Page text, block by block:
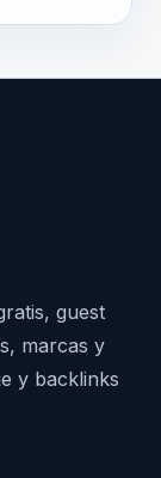
guest
marcas y
y backlinks